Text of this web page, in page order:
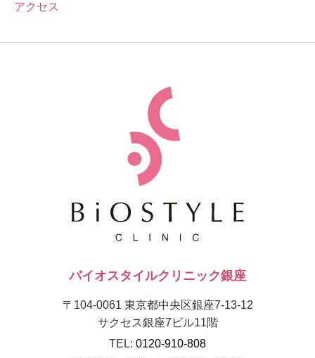
アクセス
バイオスタイルクリニック銀座
〒104-0061 東京都中央区銀座7-13-12
サクセス銀座7ビル11階
TEL: 0120-910-808